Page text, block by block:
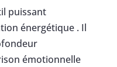
puissant
énergétique . Il
émotionnelle